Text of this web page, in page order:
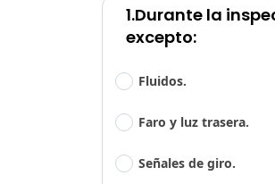
1.Durante la
excepto:
Fluidos.
Faro y luz trasera.
Señales de giro.